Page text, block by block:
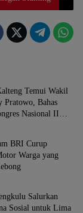
Temui Wakil
Pratowo, Bahas
Nasional II
BRI Curup
Warga yang
Salurkan
Sosial untuk Lima